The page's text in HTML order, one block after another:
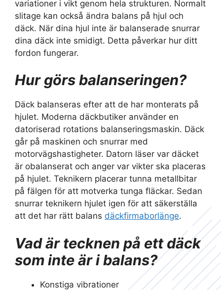
variationer i vikt genom hela strukturen. Normalt
slitage kan också ändra balans på hjul och
däck. När dina hjul inte är balanserade snurrar
dina däck inte smidigt. Detta påverkar hur ditt
fordon fungerar.
Hur görs balanseringen?
Däck balanseras efter att de har monterats på
hjulet. Moderna däckbutiker använder en
datoriserad rotations balanseringsmaskin. Däck
går på maskinen och snurrar med
motorvägshastigheter. Datorn läser var däcket
är obalanserat och anger var vikter ska placeras
på hjulet. Teknikern placerar tunna metallbitar
på fälgen för att motverka tunga fläckar. Sedan
snurrar teknikern hjulet igen för att säkerställa
att det har rätt balans däckfirmaborlänge.
Vad är tecknen på ett däck
som inte är i balans?
Konstiga vibrationer